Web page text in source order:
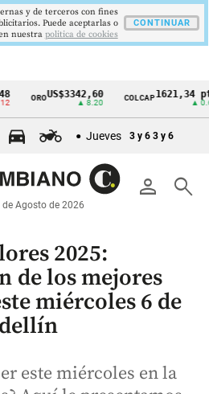
ORO US$3342,60 COLCAP1621,34 pts
Jueves 3 y 6 3 y 6
person search
de Agosto de 2026
2025:
de los mejores
miércoles 6 de
este miércoles en la
y de terceros con fines
Puede aceptarlas o
nuestra politica de cookies
CONTINUAR